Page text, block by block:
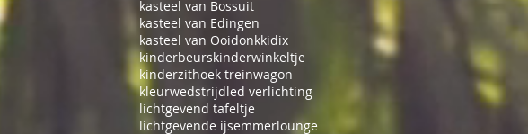
kasteel van Bossuit
kasteel van Edingen
kasteel van Ooidonkkidix
kinderbeurskinderwinkeltje
kinderzithoek treinwagon
kleurwedstrijdled verlichting
lichtgevend tafeltje
lichtgevende ijsemmerlounge